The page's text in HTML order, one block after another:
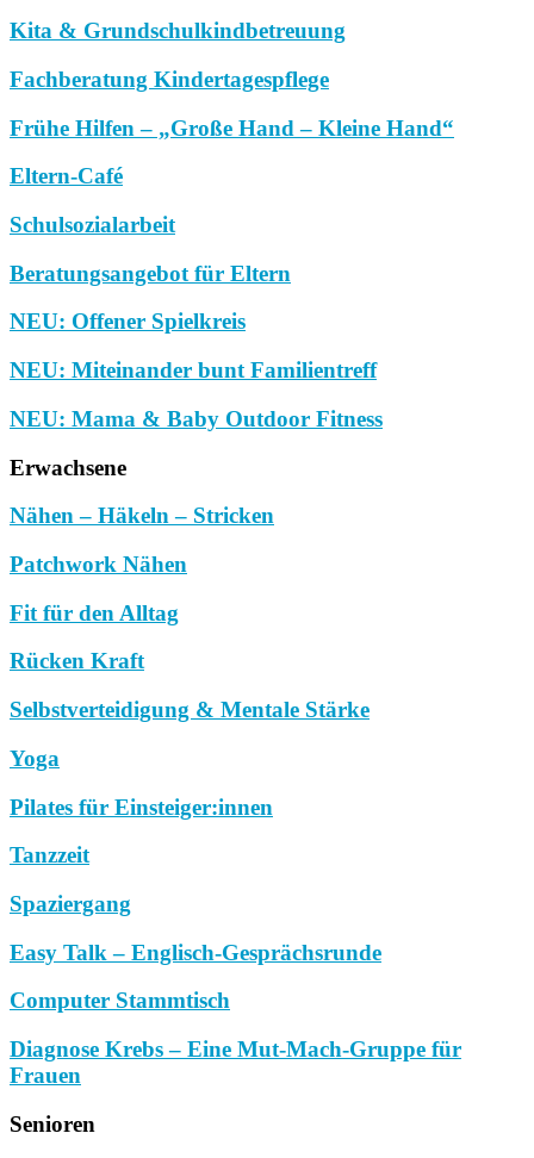
Kita & Grundschulkindbetreuung
Fachberatung Kindertagespflege
Frühe Hilfen – „Große Hand – Kleine Hand“
Eltern-Café
Schulsozialarbeit
Beratungsangebot für Eltern
NEU: Offener Spielkreis
NEU: Miteinander bunt Familientreff
NEU: Mama & Baby Outdoor Fitness
Erwachsene
Nähen – Häkeln – Stricken
Patchwork Nähen
Fit für den Alltag
Rücken Kraft
Selbstverteidigung & Mentale Stärke
Yoga
Pilates für Einsteiger:innen
Tanzzeit
Spaziergang
Easy Talk – Englisch-Gesprächsrunde
Computer Stammtisch
Diagnose Krebs – Eine Mut-Mach-Gruppe für
Frauen
Senioren